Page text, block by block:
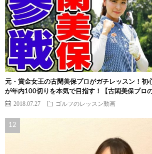
元・賞金女王の古閑美保プロがガチレッスン！初
が年内100切りを本気で目指す！【古閑美保プロ
2018.07.27 ゴルフのレッスン動画